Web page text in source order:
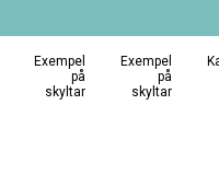
Exempel
på
skyltar
Exempel
på
skyltar